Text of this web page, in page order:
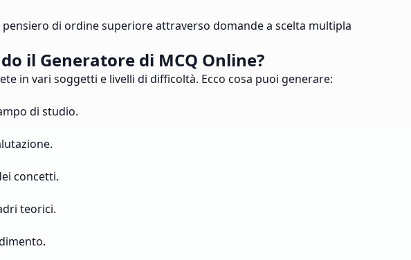
di ordine superiore attraverso domande a scelta multipla
il Generatore di MCQ Online?
in vari soggetti e livelli di difficoltà. Ecco cosa puoi generare:
di studio.
concetti.
teorici.